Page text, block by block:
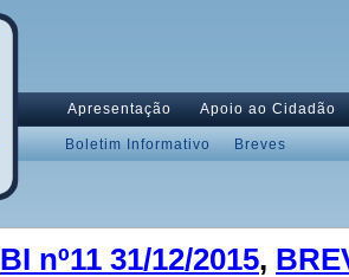
Apresentação Apoio ao Cidadão
Boletim Informativo Breves
BI nº11 31/12/2015,